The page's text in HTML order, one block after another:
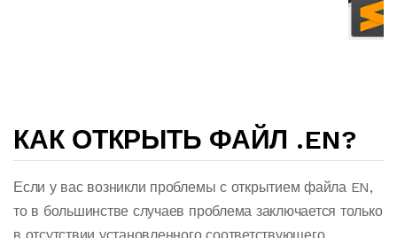
КАК ОТКРЫТЬ ФАЙЛ .EN?
Если у вас возникли проблемы с открытием файла EN,
то в большинстве случаев проблема заключается только